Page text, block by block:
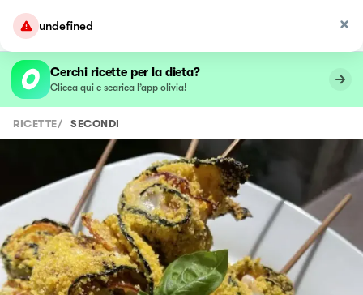
undefined
Cerchi ricette per la dieta?
Clicca qui e scarica l’app olivia!
RICETTE/ SECONDI